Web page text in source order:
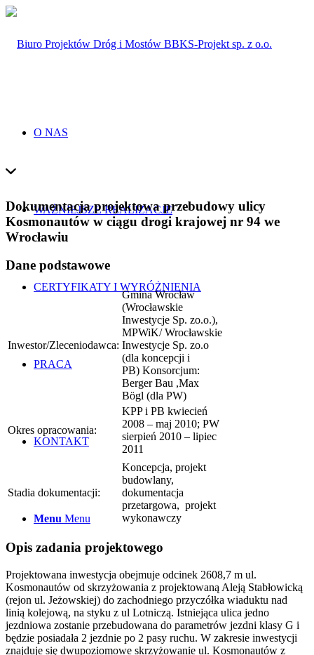
O NAS
WAŻNIEJSZE REALIZACJE
CERTYFIKATY I WYRÓŻNIENIA
PRACA
KONTAKT
Menu Menu
Dokumentacja projektowa przebudowy ulicy
Kosmonautów w ciągu drogi krajowej nr 94 we
Wrocławiu
Dane podstawowe
Inwestor/Zleceniodawca:
Gmina Wrocław
(Wrocławskie
Inwestycje Sp. zo.o.),
MPWiK/ Wrocławskie
Inwestycje Sp. zo.o
(dla koncepcji i
PB) Konsorcjum:
Berger Bau ,Max
Bögl (dla PW)
Okres opracowania:
KPP i PB kwiecień
2008 – maj 2010; PW
sierpień 2010 – lipiec
2011
Stadia dokumentacji:
Koncepcja, projekt
budowlany,
dokumentacja
przetargowa, projekt
wykonawczy
Opis zadania projektowego
Projektowana inwestycja obejmuje odcinek 2608,7 m ul.
Kosmonautów od skrzyżowania z projektowaną Aleją Stabłowicką
(rejon ul. Jeżowskiej) do zachodniego przyczółka wiaduktu nad
linią kolejową, na styku z ul Lotniczą. Istniejąca ulica jedno
jezdniowa zostanie przebudowana do parametrów jezdni klasy G i
będzie posiadała 2 jezdnie po 2 pasy ruchu. W zakresie inwestycji
znajduje się dwupoziomowe skrzyżowanie ul. Kosmonautów z